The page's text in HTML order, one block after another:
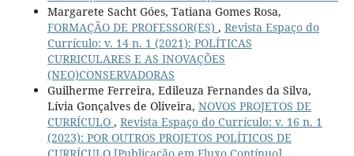
Margarete Sacht Góes, Tatiana Gomes Rosa,
FORMAÇÃO DE PROFESSOR(ES) , Revista Espaço do
Currículo: v. 14 n. 1 (2021): POLÍTICAS
CURRICULARES E AS INOVAÇÕES
(NEO)CONSERVADORAS
Guilherme Ferreira, Edileuza Fernandes da Silva,
Lívia Gonçalves de Oliveira, NOVOS PROJETOS DE
CURRÍCULO , Revista Espaço do Currículo: v. 16 n. 1
(2023): POR OUTROS PROJETOS POLÍTICOS DE